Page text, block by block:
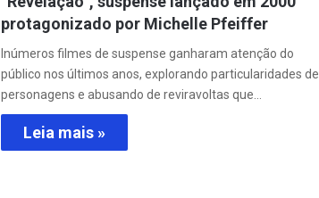
protagonizado por Michelle Pfeiffer
Inúmeros filmes de suspense ganharam atenção do
público nos últimos anos, explorando particularidades de
personagens e abusando de reviravoltas que…
Leia mais »